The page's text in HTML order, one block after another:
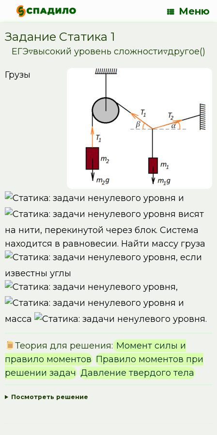
Меню
Задание Статика 1
ЕГЭ▿высокий уровень сложности▿другое()
Грузы
и
висят
на нити, перекинутой через блок. Система
находится в равновесии. Найти массу груза
, если
известны углы
,
и
масса
.
Теория для решения:Момент силы и
правило моментов Правило моментов при
решении задач Давление твердого тела
Посмотреть решение